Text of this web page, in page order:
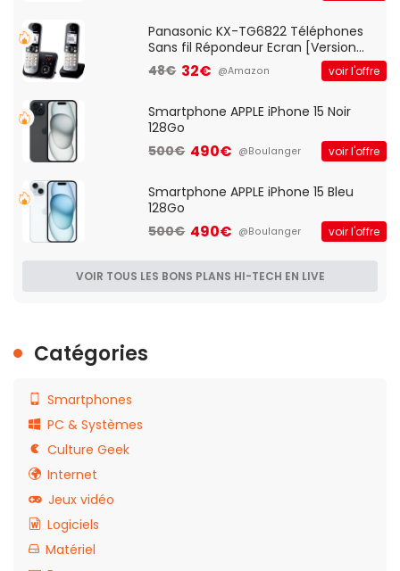
Panasonic KX-TG6822 Téléphones
Sans fil Répondeur Ecran [Version
Française]
48€ 32€ @Amazon voir l'offre
Smartphone APPLE iPhone 15 Noir
128Go
500€ 490€ @Boulanger voir l'offre
Smartphone APPLE iPhone 15 Bleu
128Go
500€ 490€ @Boulanger voir l'offre
VOIR TOUS LES BONS PLANS HI-TECH EN LIVE
Catégories
Smartphones
PC & Systèmes
Culture Geek
Internet
Jeux vidéo
Logiciels
Matériel